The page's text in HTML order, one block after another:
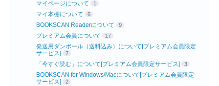
マイページについて 1
マイ本棚について 6
BOOKSCAN Readerについて 9
プレミアム会員について 17
発送用ダンボール（送料込み）について[プレミアム会員限定
サービス]
7
「今すぐ読む」について[プレミアム会員限定サービス] 3
BOOKSCAN for Windows/Macについて[プレミアム会員限定
サービス]
2